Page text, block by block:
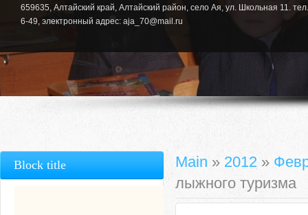
659635, Алтайский край, Алтайский район, село Ая, ул. Школьная 11.
6-49, электронный адрес: aja_70@mail.ru
Main » 2012 »
лыжного туризма
Block title